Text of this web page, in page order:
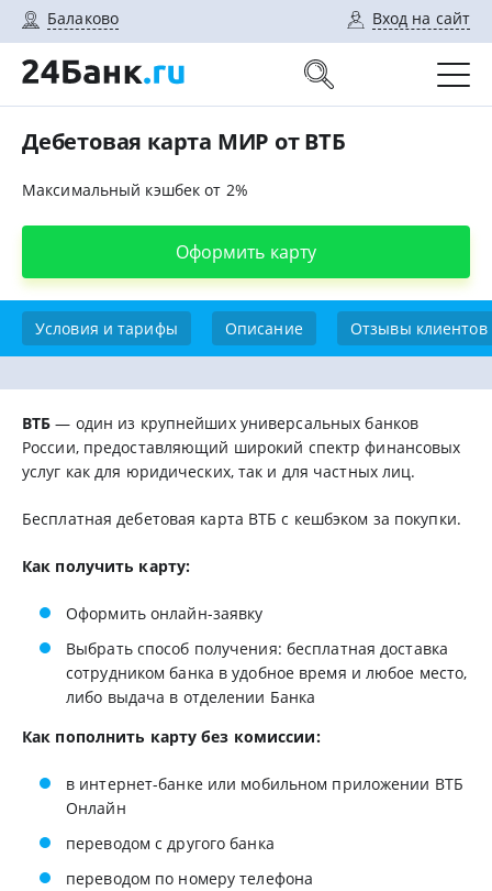
Балаково Вход на сайт
Дебетовая карта МИР от ВТБ
Максимальный кэшбек от 2%
Оформить карту
Условия и тарифы Описание Отзывы клиентов
ВТБ — один из крупнейших универсальных банков
России, предоставляющий широкий спектр финансовых
услуг как для юридических, так и для частных лиц.
Бесплатная дебетовая карта ВТБ с кешбэком за покупки.
Как получить карту:
Оформить онлайн-заявку
Выбрать способ получения: бесплатная доставка
сотрудником банка в удобное время и любое место,
либо выдача в отделении Банка
Как пополнить карту без комиссии:
в интернет-банке или мобильном приложении ВТБ
Онлайн
переводом с другого банка
переводом по номеру телефона